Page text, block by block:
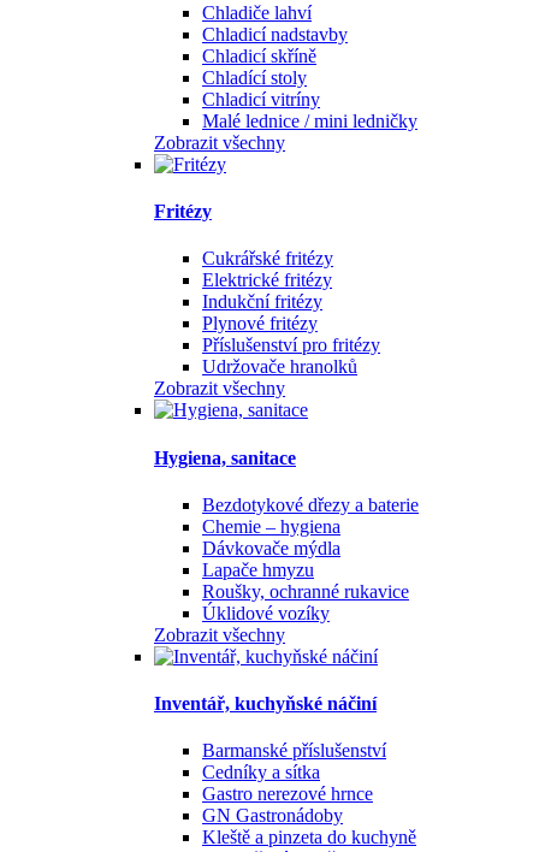
Chladiče lahví
Chladicí nadstavby
Chladicí skříně
Chladící stoly
Chladicí vitríny
Malé lednice / mini ledničky
Zobrazit všechny
Fritézy
Cukrářské fritézy
Elektrické fritézy
Indukční fritézy
Plynové fritézy
Příslušenství pro fritézy
Udržovače hranolků
Zobrazit všechny
Hygiena, sanitace
Bezdotykové dřezy a baterie
Chemie – hygiena
Dávkovače mýdla
Lapače hmyzu
Roušky, ochranné rukavice
Úklidové vozíky
Zobrazit všechny
Inventář, kuchyňské náčiní
Barmanské příslušenství
Cedníky a sítka
Gastro nerezové hrnce
GN Gastronádoby
Kleště a pinzeta do kuchyně